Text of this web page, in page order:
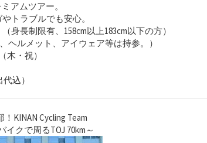
アムツアー。
トラブルでも安心。
長制限有、158cm以上183cm以下の方）
ヘルメット、アイウェア等は持参。）
木・祝）
込）
！KINAN Cycling Team
イクで周るTOJ 70km～